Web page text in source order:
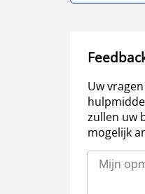
Uw
zullen uw
mogelijk